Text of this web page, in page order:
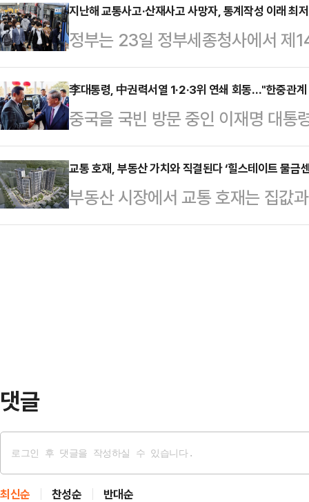
지난달 28일로부터 20일 이내에
이다. 인사청문회법에 따르면 국회
일 이내에 청문회를 개최하…
으로 이동하는 고기압 가장자리에
사이 북쪽을 지나는 기압골의 영향
기압골 영향을 받겠다"고 예보했다.
부, 제주도에는 비나 눈이 내리는
량은 1㎝ 내외로 많지 않겠다. 다
쌓일 가능성이 있다…
지난해 교통사고·산재사고 사망자, 통계작성 이래 최
정부는 23일 정부세종청사에서 제
협의회'를 개최하고 교통사고, 산재
처의 이행사항 및 성과를 점검하고
기 3대 프로젝트는 교통·산재·자
절반 줄이기 목표로 2018년부터
민생명을 지키는 것은 정부가 해야
부의 변경과 상관없이 사망사고를
조했다.음주운전 …
李대통령, 中권력서열 1·2·3위 연쇄 회동…"한중관
중국을 국빈 방문 중인 이재명 대
원 총리와 자오러지 전국인민대표
당서기와 연쇄 회담을 가졌다.중국
2위, 우리나라 국회의장 격인 자오
후보로 꼽히는 인물이다. 이 대통
교통 호재, 부동산 가치와 직결된다 ‘힐스테이트 물금
부동산 시장에서 교통 호재는 집값
광역 교통 인프라가 확충되면 생활
댓글
최신순 찬성순 반대순